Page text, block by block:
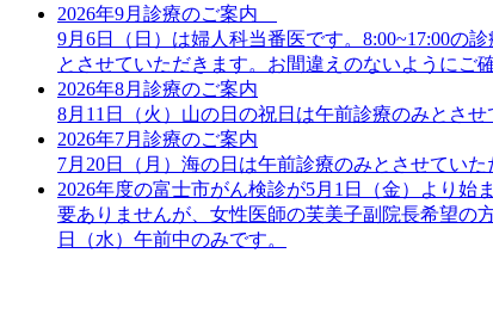
2026年9月診療のご案内
9月6日（日）は婦人科当番医です。8:00~17:00の
とさせていただきます。お間違えのないようにご
2026年8月診療のご案内
8月11日（火）山の日の祝日は午前診療のみとさ
2026年7月診療のご案内
7月20日（月）海の日は午前診療のみとさせてい
2026年度の富士市がん検診が5月1日（金）より
要ありませんが、女性医師の芙美子副院長希望の
日（水）午前中のみです。